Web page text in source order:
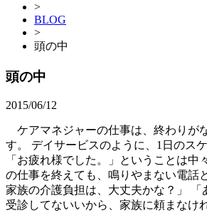
>
BLOG
>
頭の中
頭の中
2015/06/12
ケアマネジャーの仕事は、終わりが
す。 デイサービスのように、1日のス
「お疲れ様でした。」ということは
の仕事を終えても、鳴りやまない電話
家族の介護負担は、大丈夫かな？」 「
受診してないいから、家族に頼まなけ